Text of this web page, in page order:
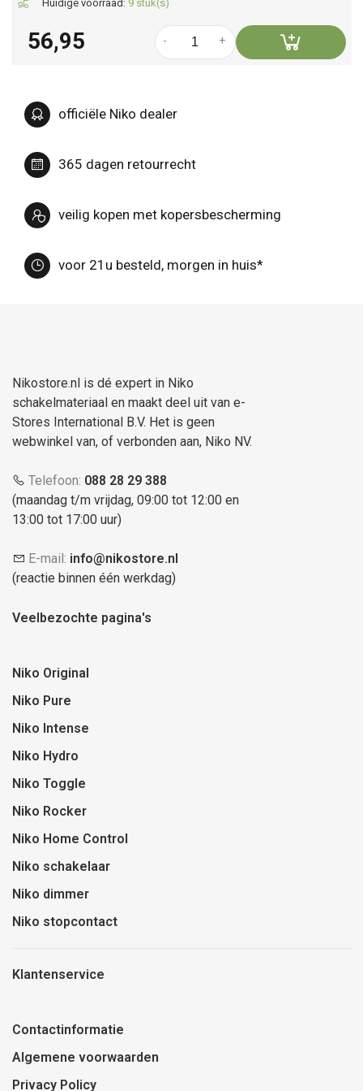
Huidige voorraad: 9 stuk(s)
56,95 +
-
officiële Niko dealer
365 dagen retourrecht
veilig kopen met kopersbescherming
voor 21u besteld, morgen in huis*
Nikostore.nl is dé expert in Niko
schakelmateriaal en maakt deel uit van e-
Stores International B.V. Het is geen
webwinkel van, of verbonden aan, Niko NV.
Telefoon: 088 28 29 388
(maandag t/m vrijdag, 09:00 tot 12:00 en
13:00 tot 17:00 uur)
E-mail: info@nikostore.nl
(reactie binnen één werkdag)
Veelbezochte pagina's
Niko Original
Niko Pure
Niko Intense
Niko Hydro
Niko Toggle
Niko Rocker
Niko Home Control
Niko schakelaar
Niko dimmer
Niko stopcontact
Klantenservice
Contactinformatie
Algemene voorwaarden
Privacy Policy